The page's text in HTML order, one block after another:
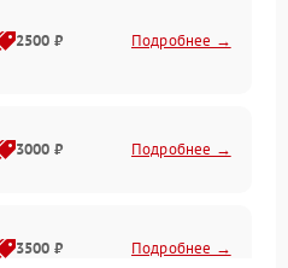
2500 ₽ Подробнее →
3000 ₽ Подробнее →
3500 ₽ Подробнее →